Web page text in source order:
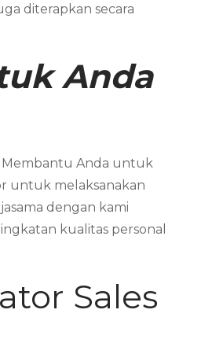
diterapkan secara
Anda
Membantu Anda untuk
untuk melaksanakan
dengan kami
kualitas personal
Sales